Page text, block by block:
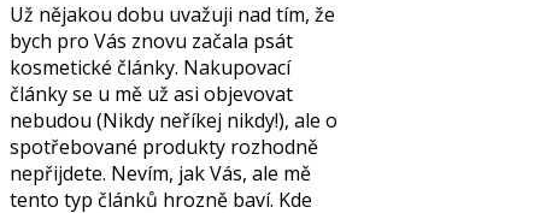
Už nějakou dobu uvažuji nad tím, že
bych pro Vás znovu začala psát
kosmetické články. Nakupovací
články se u mě už asi objevovat
nebudou (Nikdy neříkej nikdy!), ale o
spotřebované produkty rozhodně
nepřijdete. Nevím, jak Vás, ale mě
tento typ článků hrozně baví. Kde